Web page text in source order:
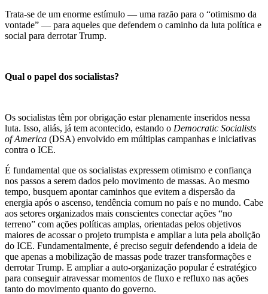
Trata-se de um enorme estímulo — uma razão para o “otimismo da
vontade” — para aqueles que defendem o caminho da luta política e
social para derrotar Trump.
Qual o papel dos socialistas?
Os socialistas têm por obrigação estar plenamente inseridos nessa
luta. Isso, aliás, já tem acontecido, estando o Democratic Socialists
of America (DSA) envolvido em múltiplas campanhas e iniciativas
contra o ICE.
É fundamental que os socialistas expressem otimismo e confiança
nos passos a serem dados pelo movimento de massas. Ao mesmo
tempo, busquem apontar caminhos que evitem a dispersão da
energia após o ascenso, tendência comum no país e no mundo. Cabe
aos setores organizados mais conscientes conectar ações “no
terreno” com ações políticas amplas, orientadas pelos objetivos
maiores de acossar o projeto trumpista e ampliar a luta pela abolição
do ICE. Fundamentalmente, é preciso seguir defendendo a ideia de
que apenas a mobilização de massas pode trazer transformações e
derrotar Trump. E ampliar a auto-organização popular é estratégico
para conseguir atravessar momentos de fluxo e refluxo nas ações
tanto do movimento quanto do governo.